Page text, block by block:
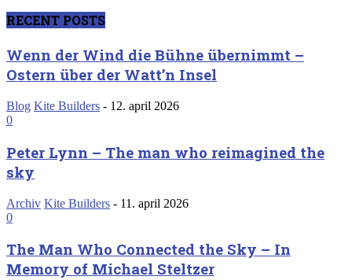
RECENT POSTS
Wenn der Wind die Bühne übernimmt –
Ostern über der Watt’n Insel
Blog Kite Builders - 12. april 2026
0
Peter Lynn – The man who reimagined the
sky
Archiv Kite Builders - 11. april 2026
0
The Man Who Connected the Sky – In
Memory of Michael Steltzer